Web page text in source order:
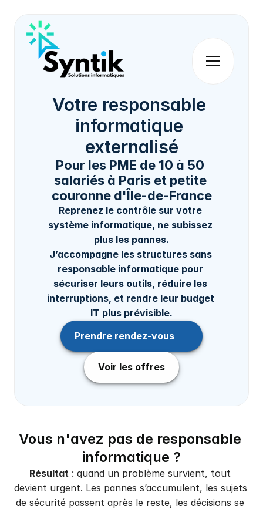
Votre responsable
informatique
externalisé
Pour les PME de 10 à 50
salariés à Paris et petite
couronne d'Île-de-France
Reprenez le contrôle sur votre
système informatique, ne subissez
plus les pannes.
J’accompagne les structures sans
responsable informatique pour
sécuriser leurs outils, réduire les
interruptions, et rendre leur budget
IT plus prévisible.
Prendre rendez-vous
Voir les offres
Vous n'avez pas de responsable
informatique ?
Résultat : quand un problème survient, tout
devient urgent. Les pannes s’accumulent, les sujets
de sécurité passent après le reste, les décisions se